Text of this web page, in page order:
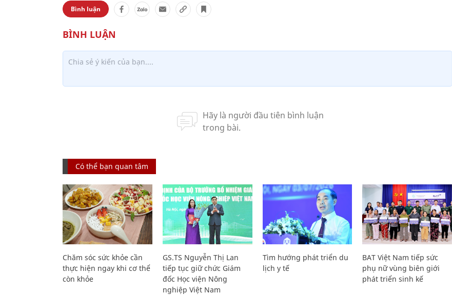
Bình luận
Có thể bạn quan tâm
Chăm sóc sức khỏe cần
thực hiện ngay khi cơ thể
còn khỏe
GS.TS Nguyễn Thị Lan
tiếp tục giữ chức Giám
đốc Học viện Nông
nghiệp Việt Nam
Tìm hướng phát triển du
lịch y tế
BAT Việt Nam tiếp sức
phụ nữ vùng biên giới
phát triển sinh kế